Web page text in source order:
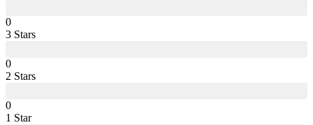
0
3 Stars
0
2 Stars
0
1 Star